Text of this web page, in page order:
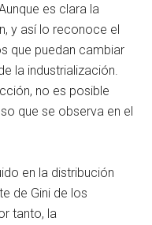
es clara la
y así lo reconoce el
que puedan cambiar
la industrialización.
no es posible
que se observa en el
en la distribución
de Gini de los
tanto, la